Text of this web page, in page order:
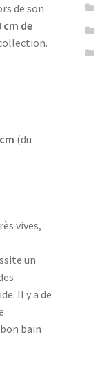
de son
cm de
(du
vives,
un
Il y a de
bain